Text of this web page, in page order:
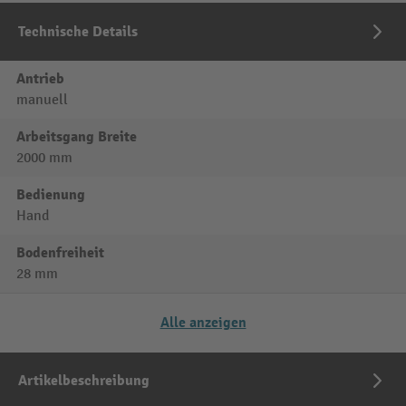
Technische Details
Antrieb
manuell
Arbeitsgang Breite
2000 mm
Bedienung
Hand
Bodenfreiheit
28 mm
Alle anzeigen
Artikelbeschreibung